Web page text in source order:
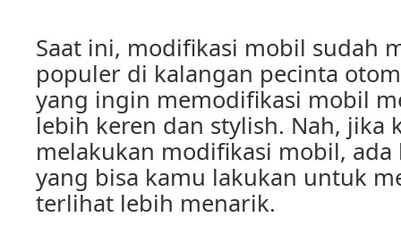
Saat ini, modifikasi mobil sudah
populer di kalangan pecinta
yang ingin memodifikasi mobil
lebih keren dan stylish. Nah, jika
melakukan modifikasi mobil, ada
yang bisa kamu lakukan untuk
terlihat lebih menarik.